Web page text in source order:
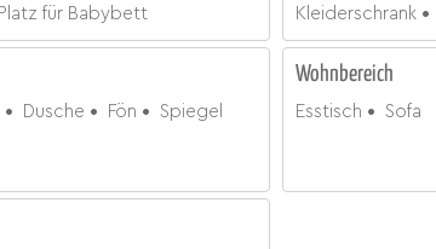
Platz für Babybett
Kleiderschrank
Dusche Fön Spiegel
Wohnbereich
Esstisch Sofa